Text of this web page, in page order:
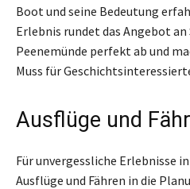
Boot und seine Bedeutung
Erlebnis rundet das Angebot
Peenemünde perfekt ab und
Muss für
Ausflüge und
Für unvergessliche Erlebnisse
Ausflüge und Fähren in die